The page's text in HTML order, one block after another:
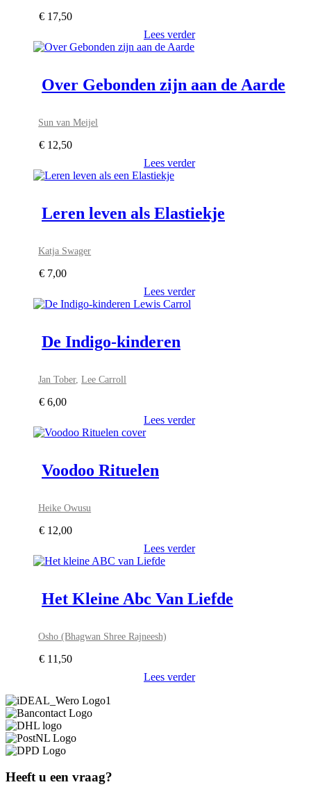
€ 17,50
Lees verder
Over Gebonden zijn aan de Aarde
Sun van Meijel
€ 12,50
Lees verder
Leren leven als Elastiekje
Katja Swager
€ 7,00
Lees verder
De Indigo-kinderen
Jan Tober,Lee Carroll
€ 6,00
Lees verder
Voodoo Rituelen
Heike Owusu
€ 12,00
Lees verder
Het Kleine Abc Van Liefde
Osho (Bhagwan Shree Rajneesh)
€ 11,50
Lees verder
Heeft u een vraag?